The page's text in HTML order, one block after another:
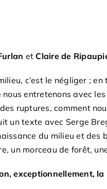
etClaire de
c’est le négliger ;
entretenons avec
ruptures, comment
un texte avec Serge
du milieu et
un morceau de forêt,
exceptionnellement,